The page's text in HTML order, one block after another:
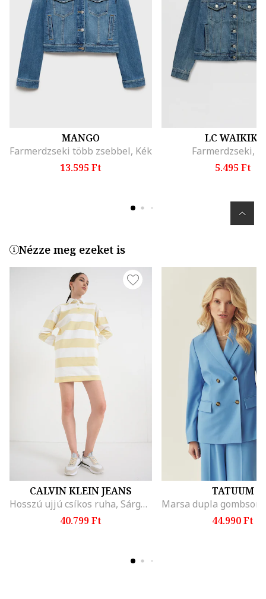
MANGO
Farmerdzseki több zsebbel, Kék
13.595 Ft
LC WAIKIKI
Farmerdzseki,
5.495 Ft
Nézze meg ezeket is
CALVIN KLEIN JEANS
Hosszú ujjú csíkos ruha, Sárga/Antik fehér
40.799 Ft
TATUUM
44.990 Ft